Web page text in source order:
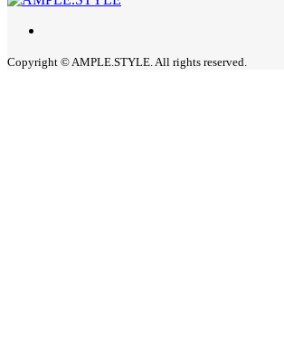
Copyright © AMPLE.STYLE. All rights reserved.